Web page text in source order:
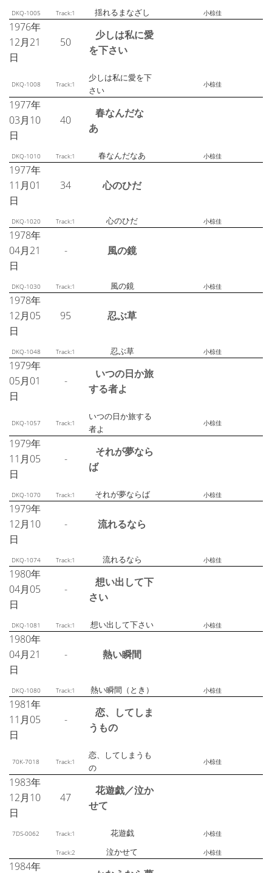
DKQ-1005 Track:1 揺れるまなざし 小椋佳
1976年
12月21
日
50
少しは私に愛
を下さい
DKQ-1008 Track:1
少しは私に愛を下
さい
小椋佳
1977年
03月10
日
40
春なんだな
あ
DKQ-1010 Track:1 春なんだなあ 小椋佳
1977年
11月01
日
34 心のひだ
DKQ-1020 Track:1 心のひだ 小椋佳
1978年
04月21
日
- 風の鏡
DKQ-1030 Track:1 風の鏡 小椋佳
1978年
12月05
日
95 忍ぶ草
DKQ-1048 Track:1 忍ぶ草 小椋佳
1979年
05月01
日
-
いつの日か旅
する者よ
DKQ-1057 Track:1
いつの日か旅する
者よ
小椋佳
1979年
11月05
日
-
それが夢なら
ば
DKQ-1070 Track:1 それが夢ならば 小椋佳
1979年
12月10
日
- 流れるなら
DKQ-1074 Track:1 流れるなら 小椋佳
1980年
04月05
日
-
想い出して下
さい
DKQ-1081 Track:1 想い出して下さい 小椋佳
1980年
04月21
日
- 熱い瞬間
DKQ-1080 Track:1 熱い瞬間（とき） 小椋佳
1981年
11月05
日
-
恋、してしま
うもの
70K-7018 Track:1
恋、してしまうも
の
小椋佳
1983年
12月10
日
47
花遊戯／泣か
せて
7DS-0062 Track:1 花遊戯 小椋佳
Track:2 泣かせて 小椋佳
1984年